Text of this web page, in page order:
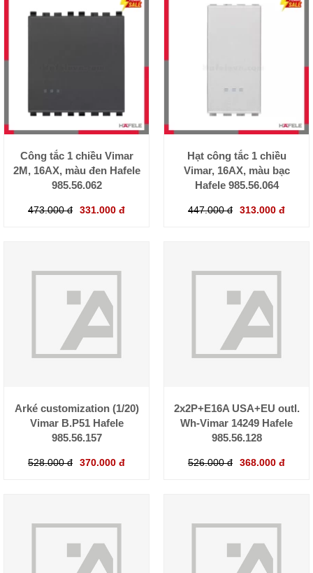
Công tắc 1 chiều Vimar
2M, 16AX, màu đen Hafele
985.56.062
473.000 đ 331.000 đ
Hạt công tắc 1 chiều
Vimar, 16AX, màu bạc
Hafele 985.56.064
447.000 đ 313.000 đ
Arké customization (1/20)
Vimar B.P51 Hafele
985.56.157
528.000 đ 370.000 đ
2x2P+E16A USA+EU outl.
Wh-Vimar 14249 Hafele
985.56.128
526.000 đ 368.000 đ